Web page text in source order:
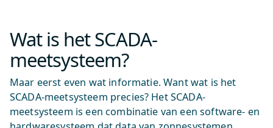
Wat is het SCADA-
meetsysteem?
Maar eerst even wat informatie. Want wat is het
SCADA-meetsysteem precies? Het SCADA-
meetsysteem is een combinatie van een software- en